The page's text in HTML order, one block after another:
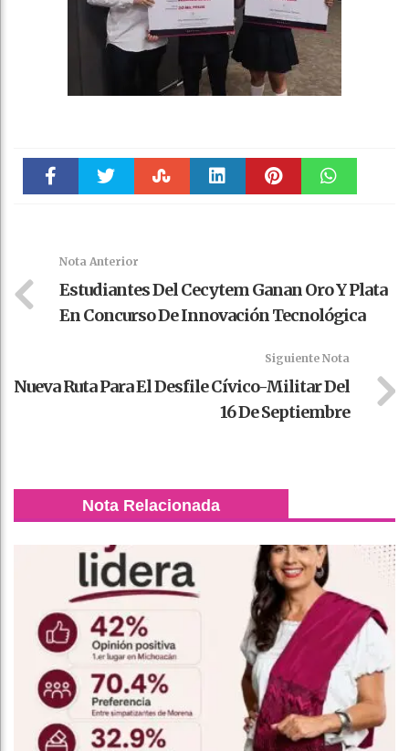
Nota Anterior
Estudiantes Del Cecytem Ganan Oro Y Plata
En Concurso De Innovación Tecnológica
Siguiente Nota
Nueva Ruta Para El Desfile Cívico-Militar Del
16 De Septiembre
Nota Relacionada